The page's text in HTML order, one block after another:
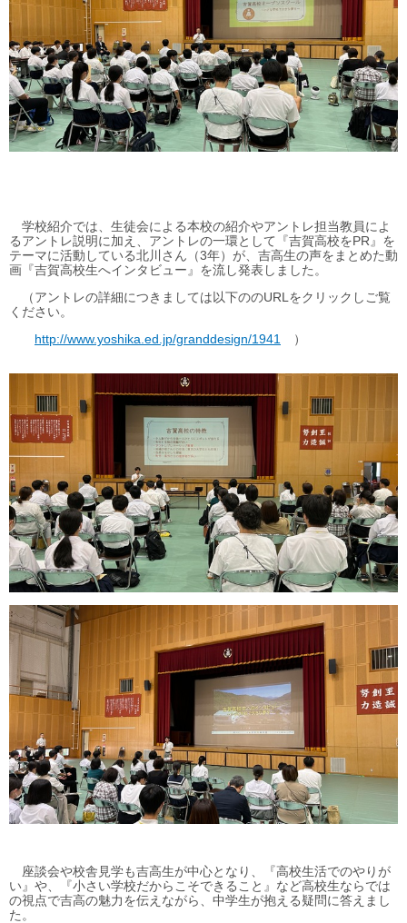
学校紹介では、生徒会による本校の紹介やアントレ担当教員によ
るアントレ説明に加え、アントレの一環として『吉賀高校をPR』を
テーマに活動している北川さん（3年）が、吉高生の声をまとめた動
画『吉賀高校生へインタビュー』を流し発表しました。
（アントレの詳細につきましては以下ののURLをクリックしご覧
ください。
http://www.yoshika.ed.jp/granddesign/1941
）
座談会や校舎見学も吉高生が中心となり、『高校生活でのやりが
い』や、『小さい学校だからこそできること』など高校生ならでは
の視点で吉高の魅力を伝えながら、中学生が抱える疑問に答えまし
た。